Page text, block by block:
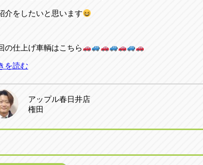
介をしたいと思います
の仕上げ車輌はこちら
を読む
アップル春日井店
権田